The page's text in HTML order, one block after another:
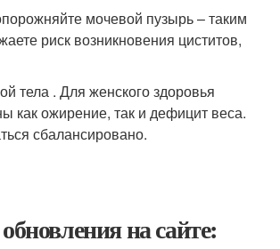
мочевой пузырь – таким
риск возникновения циститов,
тела . Для женского здоровья
как ожирение, так и дефицит веса.
сбалансировано.
на сайте: